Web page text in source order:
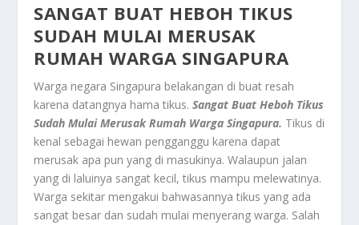
SANGAT BUAT HEBOH TIKUS
SUDAH MULAI MERUSAK
RUMAH WARGA SINGAPURA
Warga negara Singapura belakangan di buat resah
karena datangnya hama tikus. Sangat Buat Heboh Tikus
Sudah Mulai Merusak Rumah Warga Singapura. Tikus di
kenal sebagai hewan pengganggu karena dapat
merusak apa pun yang di masukinya. Walaupun jalan
yang di laluinya sangat kecil, tikus mampu melewatinya.
Warga sekitar mengakui bahwasannya tikus yang ada
sangat besar dan sudah mulai menyerang warga. Salah